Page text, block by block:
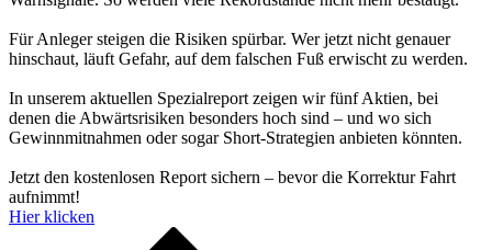
Für Anleger steigen die Risiken spürbar. Wer jetzt nicht genauer
hinschaut, läuft Gefahr, auf dem falschen Fuß erwischt zu werden.
In unserem aktuellen Spezialreport zeigen wir fünf Aktien, bei
denen die Abwärtsrisiken besonders hoch sind – und wo sich
Gewinnmitnahmen oder sogar Short-Strategien anbieten könnten.
Jetzt den kostenlosen Report sichern – bevor die Korrektur Fahrt
aufnimmt!
Hier klicken